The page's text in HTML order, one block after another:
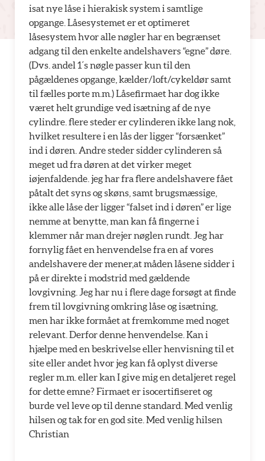
isat nye låse i hierakisk system i samtlige
opgange. Låsesystemet er et optimeret
låsesystem hvor alle nøgler har en begrænset
adgang til den enkelte andelshavers “egne” døre.
(Dvs. andel 1´s nøgle passer kun til den
pågældenes opgange, kælder/loft/cykeldør samt
til fælles porte m.m.) Låsefirmaet har dog ikke
været helt grundige ved isætning af de nye
cylindre. flere steder er cylinderen ikke lang nok,
hvilket resultere i en lås der ligger “forsænket”
ind i døren. Andre steder sidder cylinderen så
meget ud fra døren at det virker meget
iøjenfaldende. jeg har fra flere andelshavere fået
påtalt det syns og skøns, samt brugsmæssige,
ikke alle låse der ligger “falset ind i døren” er lige
nemme at benytte, man kan få fingerne i
klemmer når man drejer nøglen rundt. Jeg har
fornylig fået en henvendelse fra en af vores
andelshavere der mener,at måden låsene sidder i
på er direkte i modstrid med gældende
lovgivning. Jeg har nu i flere dage forsøgt at finde
frem til lovgivning omkring låse og isætning,
men har ikke formået at fremkomme med noget
relevant. Derfor denne henvendelse. Kan i
hjælpe med en beskrivelse eller henvisning til et
site eller andet hvor jeg kan få oplyst diverse
regler m.m. eller kan I give mig en detaljeret regel
for dette emne? Firmaet er isocertifiseret og
burde vel leve op til denne standard. Med venlig
hilsen og tak for en god site. Med venlig hilsen
Christian